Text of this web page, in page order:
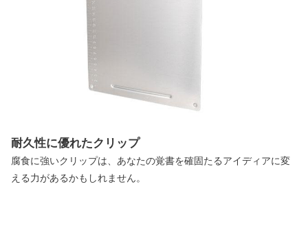
耐久性に優れたクリップ
腐食に強いクリップは、あなたの覚書を確固たるアイディアに変
える力があるかもしれません。